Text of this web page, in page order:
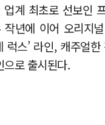
계 최초로 선보인
작년에 이어 오리지
럭스’ 라인, 캐주얼한
으로 출시된다.